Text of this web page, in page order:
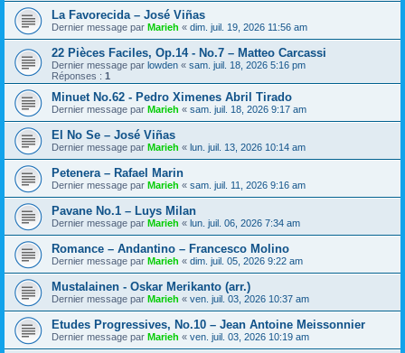
La Favorecida – José Viñas
Dernier message par Marieh « dim. juil. 19, 2026 11:56 am
22 Pièces Faciles, Op.14 - No.7 – Matteo Carcassi
Dernier message par lowden « sam. juil. 18, 2026 5:16 pm
Réponses : 1
Minuet No.62 - Pedro Ximenes Abril Tirado
Dernier message par Marieh « sam. juil. 18, 2026 9:17 am
El No Se – José Viñas
Dernier message par Marieh « lun. juil. 13, 2026 10:14 am
Petenera – Rafael Marin
Dernier message par Marieh « sam. juil. 11, 2026 9:16 am
Pavane No.1 – Luys Milan
Dernier message par Marieh « lun. juil. 06, 2026 7:34 am
Romance – Andantino – Francesco Molino
Dernier message par Marieh « dim. juil. 05, 2026 9:22 am
Mustalainen - Oskar Merikanto (arr.)
Dernier message par Marieh « ven. juil. 03, 2026 10:37 am
Etudes Progressives, No.10 – Jean Antoine Meissonnier
Dernier message par Marieh « ven. juil. 03, 2026 10:19 am